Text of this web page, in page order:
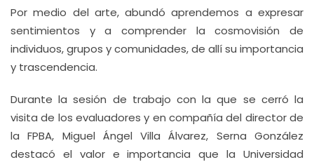
Por medio del arte, abundó aprendemos a expresar
sentimientos y a comprender la cosmovisión de
individuos, grupos y comunidades, de allí su importancia
y trascendencia.
Durante la sesión de trabajo con la que se cerró la
visita de los evaluadores y en compañía del director de
la FPBA, Miguel Ángel Villa Álvarez, Serna González
destacó el valor e importancia que la Universidad